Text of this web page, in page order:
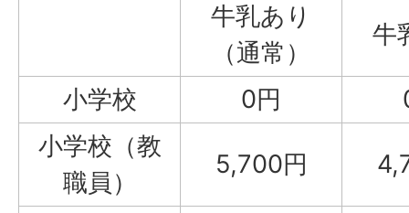
牛乳あり
（通常）
牛
小学校 0円
小学校（教
職員）
5,700円